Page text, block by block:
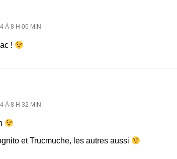
À 8 H 06 MIN
!
À 8 H 32 MIN
et Trucmuche, les autres aussi